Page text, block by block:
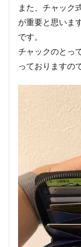
また、チャック
が重要と思いま
です。
チャックのとっ
っておりますの